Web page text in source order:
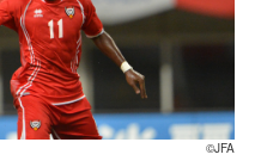
©JFA